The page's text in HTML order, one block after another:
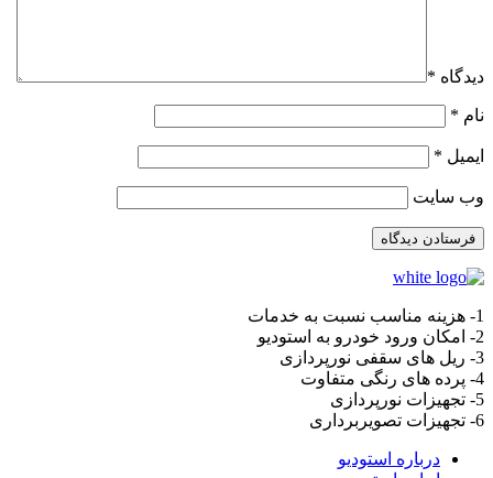
دیدگاه *
نام *
ایمیل *
وب‌ سایت
1- هزینه مناسب نسبت به خدمات
2- امکان ورود خودرو به استودیو
3- ریل های سقفی نورپردازی
4- پرده های رنگی متفاوت
5- تجهیزات نورپردازی
6- تجهیزات تصویربرداری
درباره استودیو